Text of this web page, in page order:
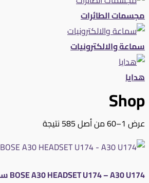
مجسمات الطائرات
سماعة والالكترونيات
هدايا
Shop
عرض 1–60 من أصل 585 نتيجة
تم
حسب
متوسط
BOSE A30 HEADSET U174 – A30 U174 سماعات بوز